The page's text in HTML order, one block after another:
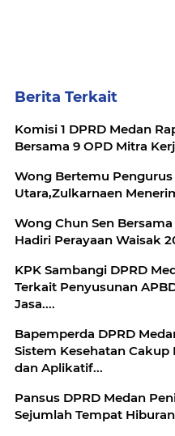
Berita Terkait
Komisi 1 DPRD Medan
Bersama 9 OPD Mitra
Wong Bertemu
Utara,Zulkarnaen
Wong Chun Sen
Hadiri Perayaan Waisak
KPK Sambangi DPRD
Terkait Penyusunan APBD dan Pengadaan Barang
Jasa....
Bapemperda DPRD
Sistem Kesehatan
dan Aplikatif...
Pansus DPRD Medan
Sejumlah Tempat